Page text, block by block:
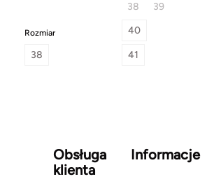
Rozmiar
38
38
39
40
41
Obsługa
klienta
Informacje